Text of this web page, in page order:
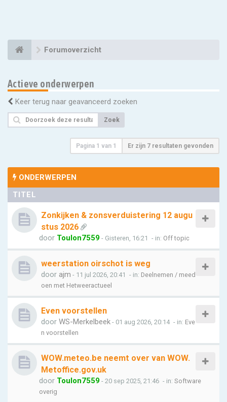
Forumoverzicht
Actieve onderwerpen
Keer terug naar geavanceerd zoeken
Zoek
Pagina 1 van 1 Er zijn 7 resultaten gevonden
ONDERWERPEN
TITEL
Zonkijken & zonsverduistering 12 augu
stus 2026
door Toulon7559 - Gisteren, 16:21 - in: Off topic
weerstation oirschot is weg
door ajm - 11 jul 2026, 20:41 - in: Deelnemen / meed
oen met Hetweeractueel
Even voorstellen
door WS-Merkelbeek - 01 aug 2026, 20:14 - in: Eve
n voorstellen
WOW.meteo.be neemt over van WOW.
Metoffice.gov.uk
door Toulon7559 - 20 sep 2025, 21:46 - in: Software
overig